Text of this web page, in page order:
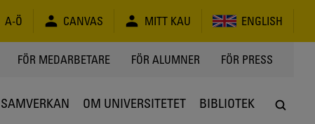
A-Ö CANVAS MITT KAU ENGLISH
FÖR MEDARBETARE FÖR ALUMNER FÖR PRESS
SAMVERKAN OM UNIVERSITETET BIBLIOTEK